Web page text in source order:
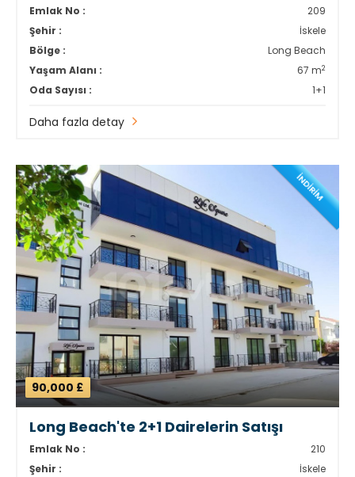
Emlak No :
209
Şehir :
İskele
Bölge :
Long Beach
Yaşam Alanı :
67 m2
Oda Sayısı : 1+1
Daha fazla detay
İNDİRİM
90,000 £
Long Beach'te 2+1 Dairelerin Satışı
Emlak No :
210
Şehir :
İskele